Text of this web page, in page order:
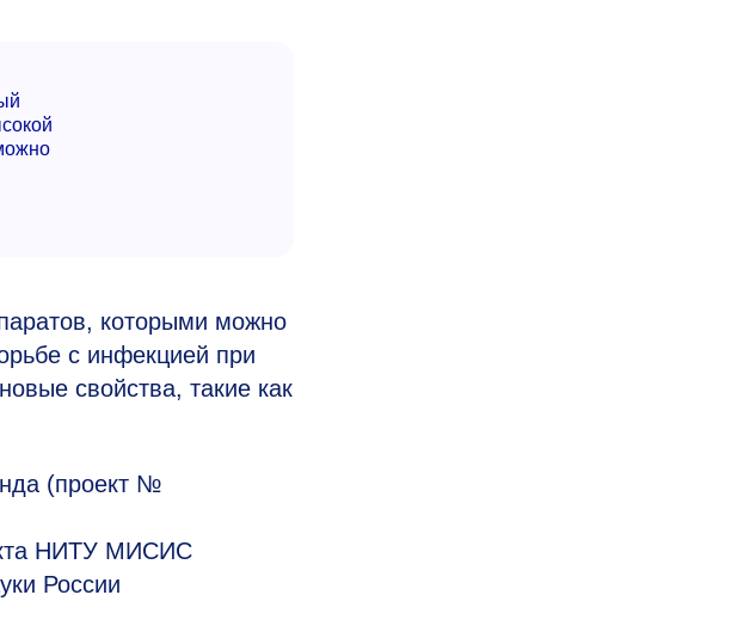
которыми можно
с инфекцией при
свойства, такие как
(проект №
НИТУ МИСИС
России